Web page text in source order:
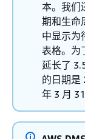
本。我们
期和生命
中显示为
表格。为
延长了
的日期是
年 3 月 31